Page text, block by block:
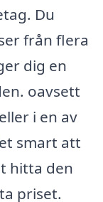
Du
från flera
dig en
oavsett
i en av
smart att
hitta den
priset.